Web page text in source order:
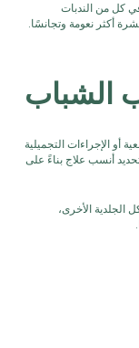
من الندبات
نعومة وتجانسًا.
الشباب
الإجراءات التجميلية
أنسب علاج بناءً على
الأخرى،